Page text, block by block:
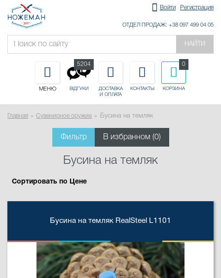
Войти Регистрация
ОТДЕЛ ПРОДАЖ: +38 097 499 04 05
НАЙТИ
МЕНЮ ВІДГУКИ
5204
ДОСТАВКА
И ОПЛАТА
КОНТАКТЫ КОРЗИНА
0
Главная Сувенирное оружие Бусина на темляк
Фильтр В избранном (0)
Бусина на темляк
Сортировать по Цене
Бусина на темляк RealSteel L1101